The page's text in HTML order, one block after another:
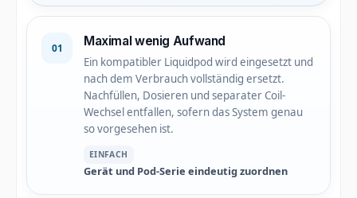
01 Maximal wenig Aufwand
Ein kompatibler Liquidpod wird eingesetzt und
nach dem Verbrauch vollständig ersetzt.
Nachfüllen, Dosieren und separater Coil-
Wechsel entfallen, sofern das System genau
so vorgesehen ist.
EINFACH
Gerät und Pod-Serie eindeutig zuordnen